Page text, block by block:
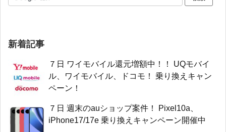
新着記事
７日 ワイモバイル還元増額中！！ UQモバイ
ル、ワイモバイル、ドコモ！ 乗り換えキャン
ペーン！
７日 週末のauショップ案件！ Pixel10a、
iPhone17/17e 乗り換えキャンペーン開催中